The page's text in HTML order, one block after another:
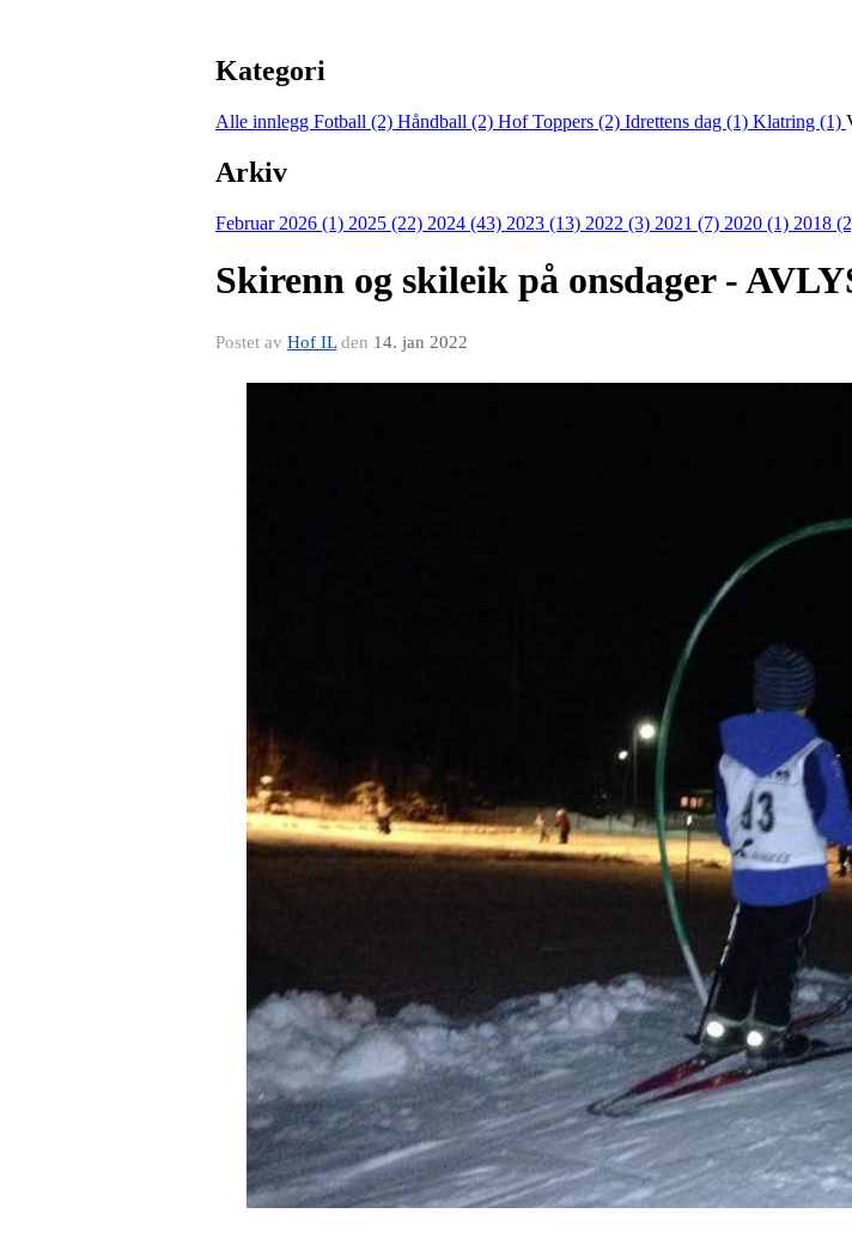
Kategori
Alle innlegg Fotball (2) Håndball (2) Hof Toppers (2) Idrettens dag (1) Klatring (1)
Arkiv
Februar 2026 (1) 2025 (22) 2024 (43) 2023 (13) 2022 (3) 2021 (7) 2020 (1) 2018
Skirenn og skileik på onsdager -
Postet av Hof ILden 14. jan 2022